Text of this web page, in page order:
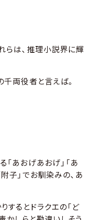
らは、推理小説界に輝
千両役者と言えば。
あおげあおげ」「あ
子」でお馴染みの、あ
するとドラクエの「ど